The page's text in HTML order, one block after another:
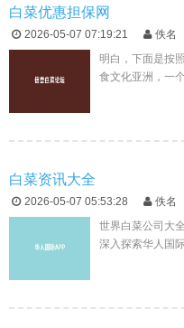
白菜优惠担保网
2026-05-07 07:19:21 佚名
明白，下面是按
食文化亚洲，一
白菜资讯大全
2026-05-07 05:53:28 佚名
世界白菜公司大
深入探索华人国